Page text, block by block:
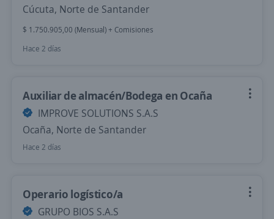
Cúcuta, Norte de Santander
$ 1.750.905,00 (Mensual) + Comisiones
Hace 2 días
Auxiliar de almacén/Bodega en Ocaña
IMPROVE SOLUTIONS S.A.S
Ocaña, Norte de Santander
Hace 2 días
Operario logístico/a
GRUPO BIOS S.A.S